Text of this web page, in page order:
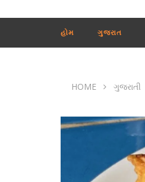
હોમ ગુજરાત
HOME ગુજરાતી